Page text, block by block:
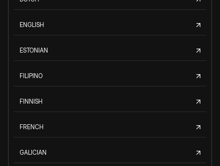
ENGLISH
ESTONIAN
FILIPINO
FINNISH
FRENCH
GALICIAN